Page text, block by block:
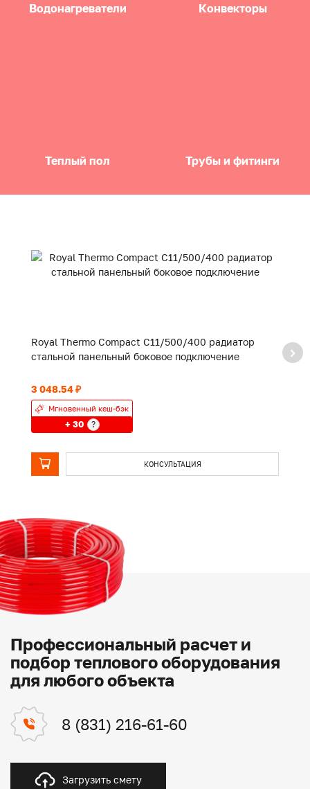
Водонагреватели Конвекторы
Теплый пол Трубы и фитинги
Royal Thermo Compact C11/500/400 радиатор
стальной панельный боковое подключение
3 048.54 ₽
Мгновенный кеш-бэк
+ 30 ?
КОНСУЛЬТАЦИЯ
Профессиональный расчет и
подбор теплового оборудования
для любого объекта
8 (831) 216-61-60
Загрузить смету